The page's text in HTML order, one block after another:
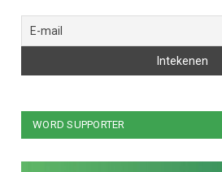
WORD SUPPORTER